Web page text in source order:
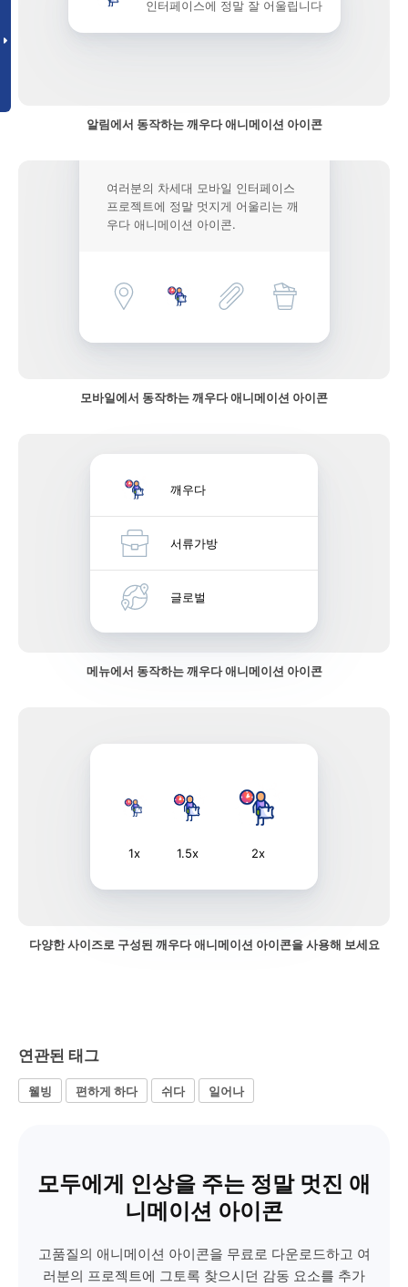
인터페이스에 정말 잘 어울립니다
알림에서 동작하는 깨우다 애니메이션 아이콘
여러분의 차세대 모바일 인터페이스
프로젝트에 정말 멋지게 어울리는 깨
우다 애니메이션 아이콘.
모바일에서 동작하는 깨우다 애니메이션 아이콘
깨우다
서류가방
글로벌
메뉴에서 동작하는 깨우다 애니메이션 아이콘
1x 1.5x 2x
다양한 사이즈로 구성된 깨우다 애니메이션 아이콘을 사용해 보세요
연관된 태그
웰빙 편하게 하다 쉬다 일어나
모두에게 인상을 주는 정말 멋진 애
니메이션 아이콘
고품질의 애니메이션 아이콘을 무료로 다운로드하고 여
러분의 프로젝트에 그토록 찾으시던 감동 요소를 추가